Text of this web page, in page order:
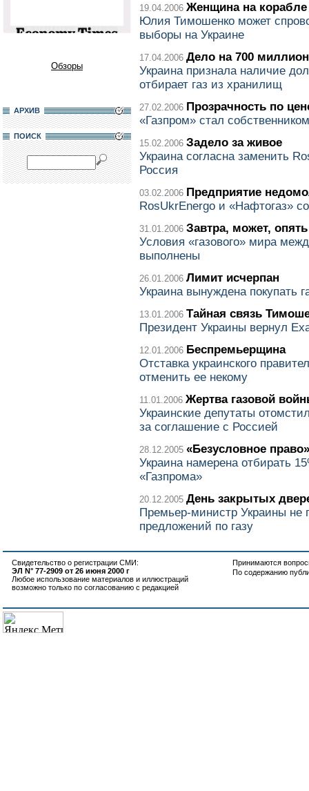
Обзоры
АРХИВ
ПОИСК
19.04.2006 Женщина на корабле
Юлия Тимошенко может
выборы на Украине
17.04.2006 Дело на 700
Украина признала наличие
отбирает газ из хранилищ
27.02.2006 Прозрачность по
«Газпром» стал
15.02.2006 Задело за живое
Украина согласна заменить
Россия
03.02.2006 Предприятие
RosUkrEnergo и «Нафтогаз»
31.01.2006 Завтра, может,
Условия «газового» мира
выполнены
26.01.2006 Лимит исчерпан
Украина вынуждена покупать
13.01.2006 Тайная связь
Президент Украины вернул
12.01.2006 Беспремьерщина
Отставка украинского
отменить ее некому
11.01.2006 Жертва газовой
Украинские депутаты
за соглашение с Россией
28.12.2005 «Безусловное право»
Украина намерена отбирать
«Газпрома»
20.12.2005 День закрытых
Премьер-министр Украины не
предложений по газу
Свидетельство о регистрации СМИ:
ЭЛ N° 77-2909 от 26 июня 2000 г
Любое использование материалов и иллюстраций
возможно только по согласованию с редакцией
Принимаются
По содержанию